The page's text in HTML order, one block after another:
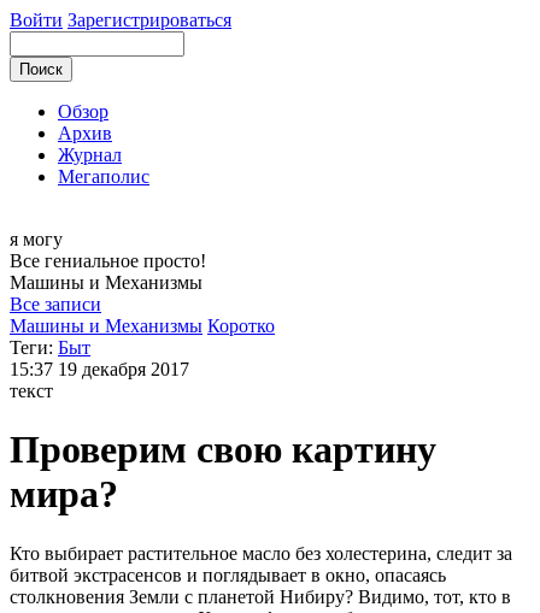
Войти Зарегистрироваться
Обзор
Архив
Журнал
Мегаполис
я могу
Все гениальное просто!
Машины и Механизмы
Все записи
Машины и Механизмы Коротко
Теги: Быт
15:37 19 декабря 2017
текст
Проверим свою картину
мира?
Кто выбирает растительное масло без холестерина, следит за
битвой экстрасенсов и поглядывает в окно, опасаясь
столкновения Земли с планетой Нибиру? Видимо, тот, кто в